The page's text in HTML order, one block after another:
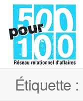
Étiquette :